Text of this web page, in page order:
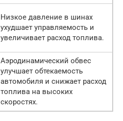
Низкое давление в шинах
ухудшает управляемость и
увеличивает расход топлива.
Аэродинамический обвес
улучшает обтекаемость
автомобиля и снижает расход
топлива на высоких
скоростях.